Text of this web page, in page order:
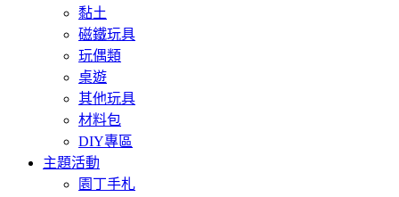
黏土
磁鐵玩具
玩偶類
桌遊
其他玩具
材料包
DIY專區
主題活動
園丁手札